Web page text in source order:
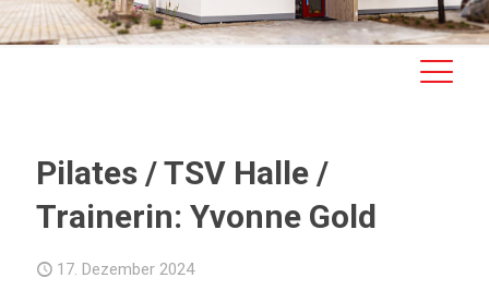
Pilates / TSV Halle /
Trainerin: Yvonne Gold
17. Dezember 2024